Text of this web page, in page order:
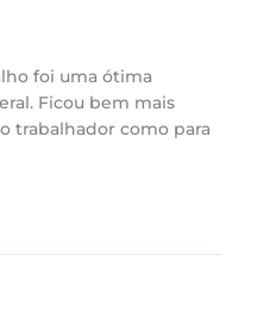
foi uma ótima
Ficou bem mais
trabalhador como para